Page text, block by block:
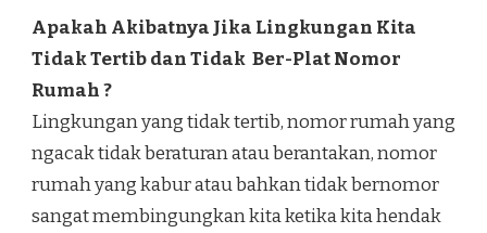
Apakah Akibatnya Jika Lingkungan Kita
Tidak Tertib dan Tidak Ber-Plat Nomor
Rumah ?
Lingkungan yang tidak tertib, nomor rumah yang
ngacak tidak beraturan atau berantakan, nomor
rumah yang kabur atau bahkan tidak bernomor
sangat membingungkan kita ketika kita hendak